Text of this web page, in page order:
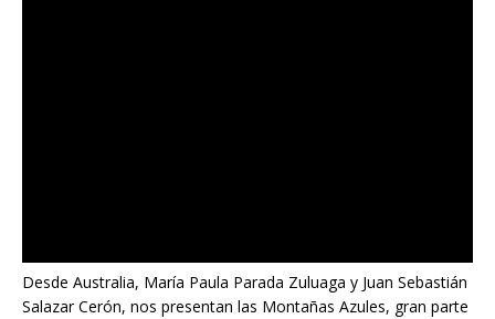
Desde Australia, María Paula Parada Zuluaga y Juan Sebastián
Salazar Cerón, nos presentan las Montañas Azules, gran parte